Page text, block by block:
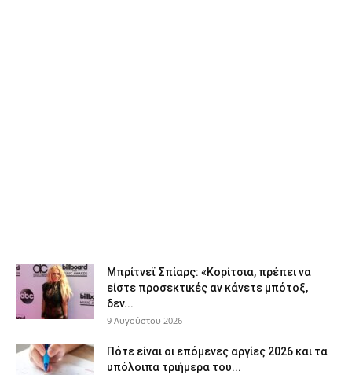
Μπρίτνεϊ Σπίαρς: «Κορίτσια, πρέπει να
είστε προσεκτικές αν κάνετε μπότοξ,
δεν...
9 Αυγούστου 2026
Πότε είναι οι επόμενες αργίες 2026 και τα
υπόλοιπα τριήμερα του...